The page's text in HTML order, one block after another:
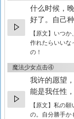
什么时候，
好了。自己
【原文】 いつか
作れたらいいな
の！
魔法少女点击④
我许的愿望
能是我任性
【原文】 私の願
の。自分勝手か